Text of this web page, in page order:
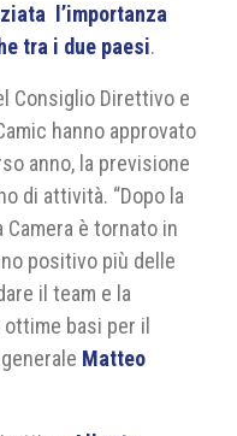
l’importanza
tra i due paesi.
Consiglio Direttivo e
hanno approvato
anno, la previsione
di attività. “Dopo la
è tornato in
positivo più delle
il team e la
basi per il
Matteo